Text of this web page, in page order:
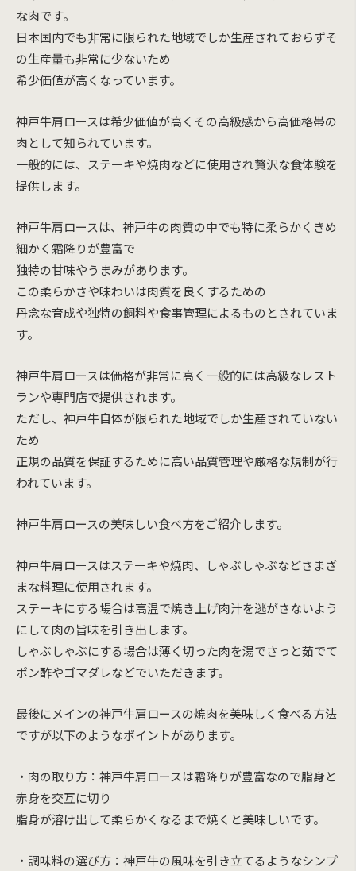
な肉です。
日本国内でも非常に限られた地域でしか生産されておらずそ
の生産量も非常に少ないため
希少価値が高くなっています。
神戸牛肩ロースは希少価値が高くその高級感から高価格帯の
肉として知られています。
一般的には、ステーキや焼肉などに使用され贅沢な食体験を
提供します。
神戸牛肩ロースは、神戸牛の肉質の中でも特に柔らかくきめ
細かく霜降りが豊富で
独特の甘味やうまみがあります。
この柔らかさや味わいは肉質を良くするための
丹念な育成や独特の飼料や食事管理によるものとされていま
す。
神戸牛肩ロースは価格が非常に高く一般的には高級なレスト
ランや専門店で提供されます。
ただし、神戸牛自体が限られた地域でしか生産されていない
ため
正規の品質を保証するために高い品質管理や厳格な規制が行
われています。
神戸牛肩ロースの美味しい食べ方をご紹介します。
神戸牛肩ロースはステーキや焼肉、しゃぶしゃぶなどさまざ
まな料理に使用されます。
ステーキにする場合は高温で焼き上げ肉汁を逃がさないよう
にして肉の旨味を引き出します。
しゃぶしゃぶにする場合は薄く切った肉を湯でさっと茹でて
ポン酢やゴマダレなどでいただきます。
最後にメインの神戸牛肩ロースの焼肉を美味しく食べる方法
ですが以下のようなポイントがあります。
・肉の取り方：神戸牛肩ロースは霜降りが豊富なので脂身と
赤身を交互に切り
脂身が溶け出して柔らかくなるまで焼くと美味しいです。
・調味料の選び方：神戸牛の風味を引き立てるようなシンプ